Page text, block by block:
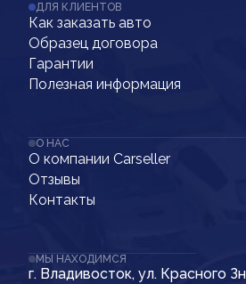
ДЛЯ КЛИЕНТОВ
Как заказать авто
Образец договора
Гарантии
Полезная информация
О НАС
О компании Carseller
Отзывы
Контакты
МЫ НАХОДИМСЯ
г. Владивосток, ул. Красного